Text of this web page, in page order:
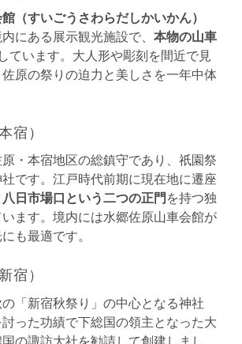
（すいごうさわらだしかいかん）
にある展示観光施設で、 本物の山車
しています。大人形や彫刻を間近で見
原の祭りの迫力と美しさを一年中体
宿）
・本宿地区の総鎮守であり、祇園祭
です。江戸時代前期に現在地に遷座
日市場口という二つの正門を持つ独
ます。境内には水郷佐原山車会館が
も最適です。
宿）
「新宿秋祭り」の中心となる神社
った功績で下総国の領主となった大